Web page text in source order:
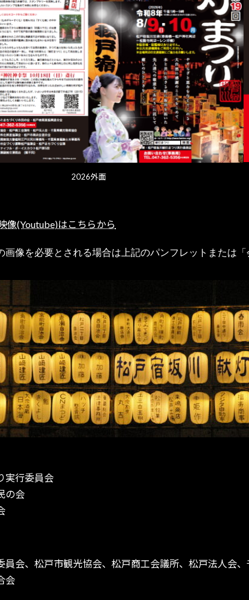
2026外面
像(Youtube)はこちらから
画像を必要とされる場合は上記のパンフレットまたは
実行委員会
の会
員会、松戸市観光協会、松戸商工会議所、松戸法人会
会